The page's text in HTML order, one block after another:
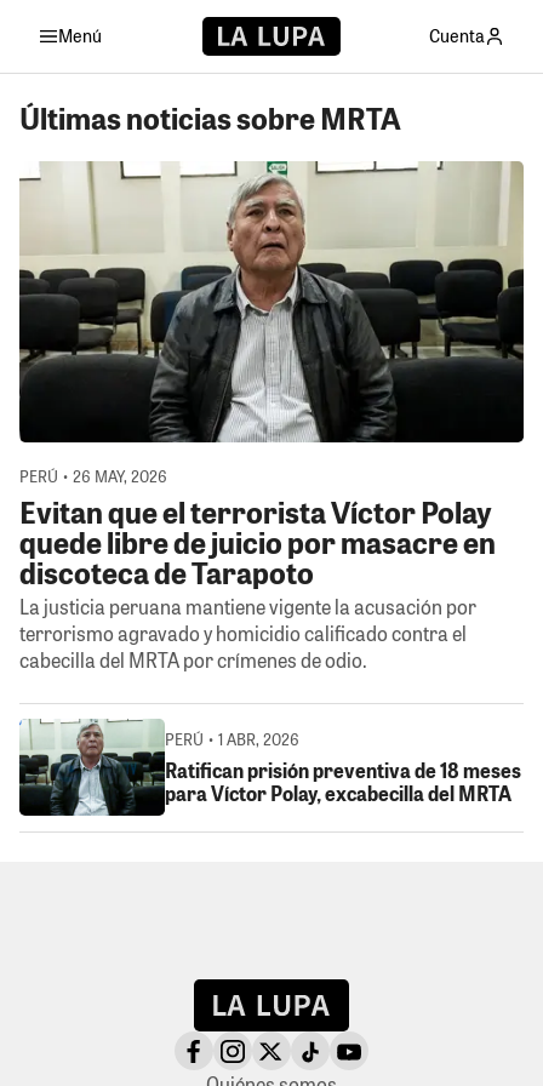
Menú Cuenta
Últimas noticias sobre MRTA
PERÚ • 26 MAY, 2026
Evitan que el terrorista Víctor Polay
quede libre de juicio por masacre en
discoteca de Tarapoto
La justicia peruana mantiene vigente la acusación por
terrorismo agravado y homicidio calificado contra el
cabecilla del MRTA por crímenes de odio.
PERÚ • 1 ABR, 2026
Ratifican prisión preventiva de 18 meses
para Víctor Polay, excabecilla del MRTA